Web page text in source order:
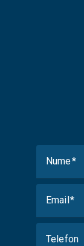
Nume
Email
Telefon